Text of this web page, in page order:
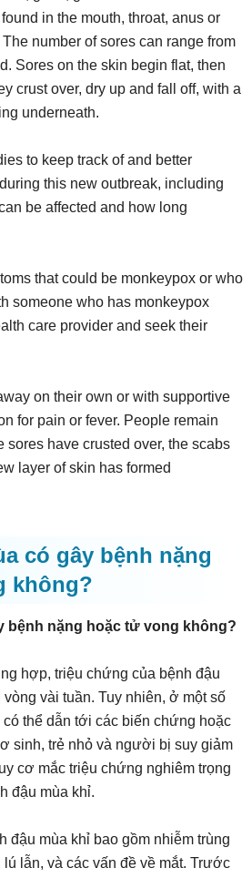
in the mouth, throat, anus or
number of sores can range from
Sores on the skin begin flat, then
crust over, dry up and fall off, with a
underneath.
to keep track of and better
this new outbreak, including
be affected and how long
that could be monkeypox or who
someone who has monkeypox
care provider and seek their
on their own or with supportive
for pain or fever. People remain
sores have crusted over, the scabs
layer of skin has formed
có gây bệnh nặng
không?
bệnh nặng hoặc tử vong không?
hợp, triệu chứng của bệnh đậu
vài tuần. Tuy nhiên, ở một số
thể dẫn tới các biến chứng hoặc
sinh, trẻ nhỏ và người bị suy giảm
cơ mắc triệu chứng nghiêm trọng
đậu mùa khỉ.
đậu mùa khỉ bao gồm nhiễm trùng
lẫn, và các vấn đề về mắt. Trước